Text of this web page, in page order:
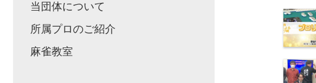
当団体について
所属プロのご紹介
麻雀教室